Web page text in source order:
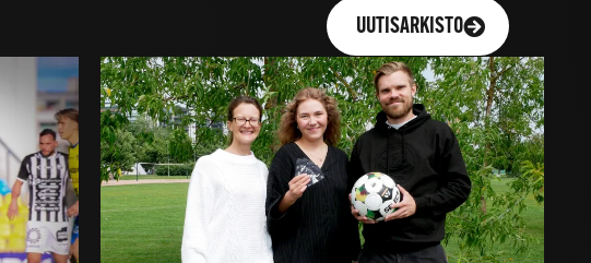
UUTISARKISTO